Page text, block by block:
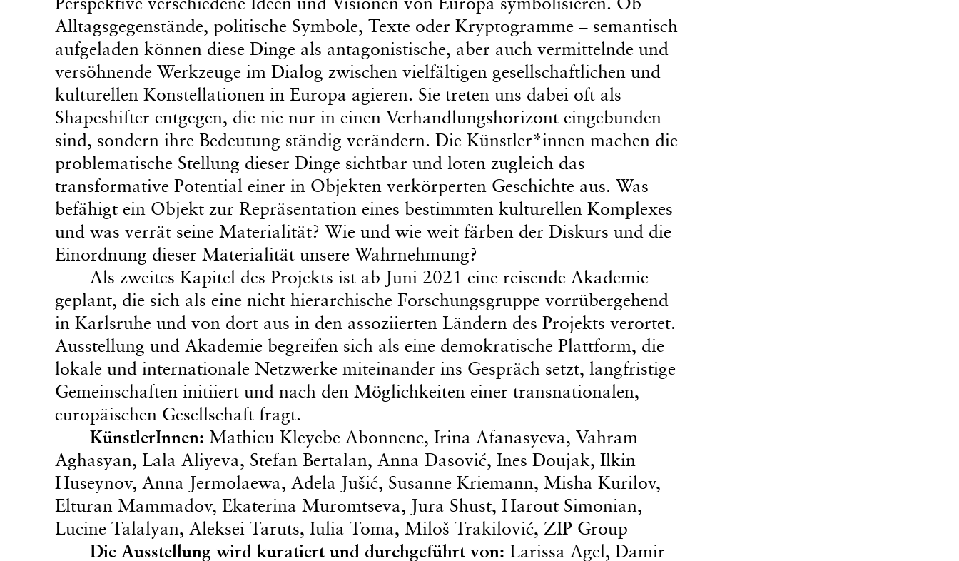
Alltagsgegenstände, politische Symbole, Texte oder Kryptogramme – semantisch
aufgeladen können diese Dinge als antagonistische, aber auch vermittelnde und
versöhnende Werkzeuge im Dialog zwischen vielfältigen gesellschaftlichen und
kulturellen Konstellationen in Europa agieren. Sie treten uns dabei oft als
Shapeshifter entgegen, die nie nur in einen Verhandlungshorizont eingebunden
sind, sondern ihre Bedeutung ständig verändern. Die Künstler*innen machen die
problematische Stellung dieser Dinge sichtbar und loten zugleich das
transformative Potential einer in Objekten verkörperten Geschichte aus. Was
befähigt ein Objekt zur Repräsentation eines bestimmten kulturellen Komplexes
und was verrät seine Materialität? Wie und wie weit färben der Diskurs und die
Einordnung dieser Materialität unsere Wahrnehmung?
Als zweites Kapitel des Projekts ist ab Juni 2021 eine reisende Akademie
geplant, die sich als eine nicht hierarchische Forschungsgruppe vorrübergehend
in Karlsruhe und von dort aus in den assoziierten Ländern des Projekts verortet.
Ausstellung und Akademie begreifen sich als eine demokratische Plattform, die
lokale und internationale Netzwerke miteinander ins Gespräch setzt, langfristige
Gemeinschaften initiiert und nach den Möglichkeiten einer transnationalen,
europäischen Gesellschaft fragt.
KünstlerInnen: Mathieu Kleyebe Abonnenc, Irina Afanasyeva, Vahram
Aghasyan, Lala Aliyeva, Stefan Bertalan, Anna Dasović, Ines Doujak, Ilkin
Huseynov, Anna Jermolaewa, Adela Jušić, Susanne Kriemann, Misha Kurilov,
Elturan Mammadov, Ekaterina Muromtseva, Jura Shust, Harout Simonian,
Lucine Talalyan, Aleksei Taruts, Iulia Toma, Miloš Trakilović, ZIP Group
Die Ausstellung wird kuratiert und durchgeführt von: Larissa Agel, Damir